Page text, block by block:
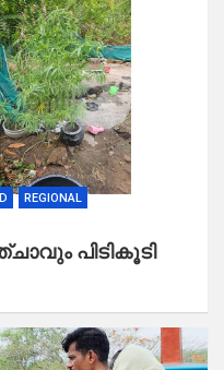
REGIONAL
പിടികൂടി